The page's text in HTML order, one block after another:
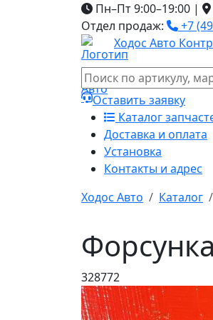
Пн–Пт 9:00–19:00 |
Отдел продаж:
+7
Ходос Авто
Оставить заявку
Каталог
Доставка и оплата
Установка
Контакты и адрес
Ходос Авто
Каталог
328772